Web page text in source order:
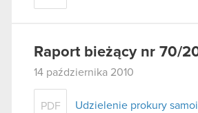
Raport bieżący nr 70/
14 października 2010
PDF Udzielenie prokury